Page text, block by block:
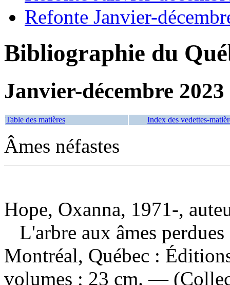
Refonte Janvier-
Bibliographie du
Janvier-décembre 2023
Table des matières Index des vedettes-
Âmes néfastes
Hope, Oxanna, 1971-,
L'arbre aux âmes
Montréal, Québec :
volumes ; 23 cm. —